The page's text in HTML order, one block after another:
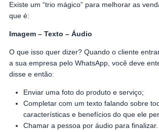
Existe um “trio mágico” para melhorar as
que é:
Imagem – Texto – Áudio
O que isso quer dizer? Quando o cliente
a sua empresa pelo WhatsApp, você deve
disse e então:
Enviar uma foto do produto e serviço;
Completar com um texto falando sobre
características e benefícios do que ele
Chamar a pessoa por áudio para finalizar.